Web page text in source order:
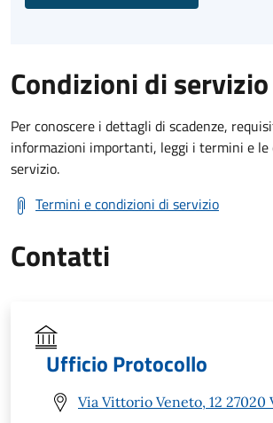
Condizioni di servizio
Per conoscere i dettagli di scadenze,
informazioni importanti, leggi i termini e le
servizio.
Termini e condizioni di servizio
Contatti
Ufficio Protocollo
Via Vittorio Veneto, 12 27020